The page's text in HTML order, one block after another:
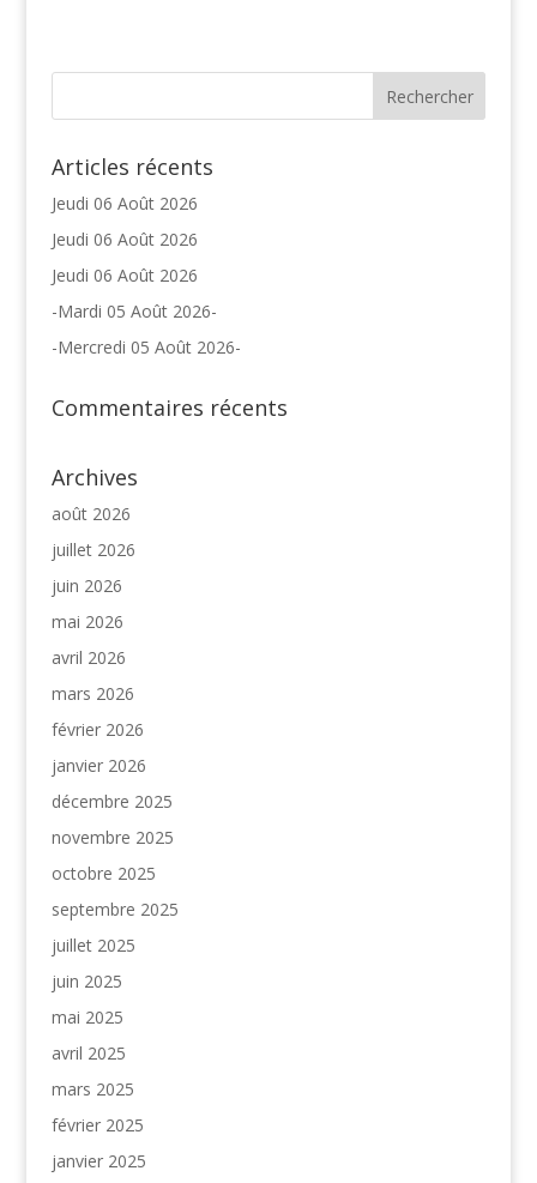
Articles récents
Jeudi 06 Août 2026
Jeudi 06 Août 2026
Jeudi 06 Août 2026
-Mardi 05 Août 2026-
-Mercredi 05 Août 2026-
Commentaires récents
Archives
août 2026
juillet 2026
juin 2026
mai 2026
avril 2026
mars 2026
février 2026
janvier 2026
décembre 2025
novembre 2025
octobre 2025
septembre 2025
juillet 2025
juin 2025
mai 2025
avril 2025
mars 2025
février 2025
janvier 2025